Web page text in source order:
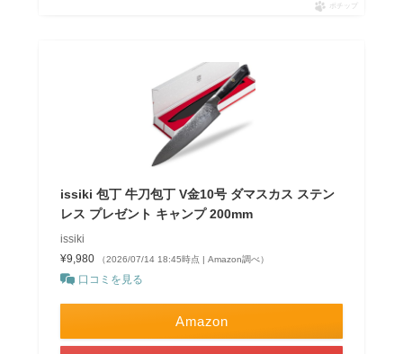
ポチップ
issiki 包丁 牛刀包丁 V金10号 ダマスカス ステン
レス プレゼント キャンプ 200mm
issiki
¥9,980
（2026/07/14 18:45時点 | Amazon調べ）
口コミを見る
Amazon